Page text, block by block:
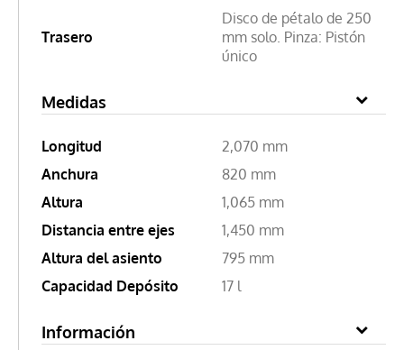
Trasero
Disco de pétalo de 250
mm solo. Pinza: Pistón
único
Medidas
Longitud
2,070 mm
Anchura
820 mm
Altura
1,065 mm
Distancia entre ejes
1,450 mm
Altura del asiento
795 mm
Capacidad Depósito
17 l
Información